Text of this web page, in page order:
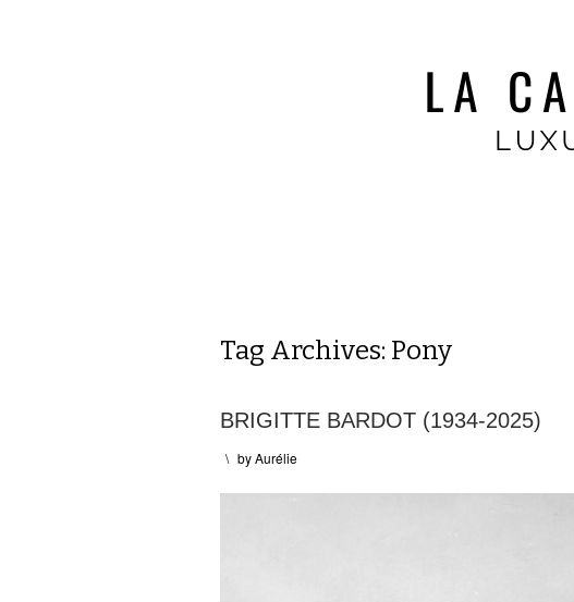
Tag Archives: Pony
BRIGITTE BARDOT (1934-2025)
\ byAurélie